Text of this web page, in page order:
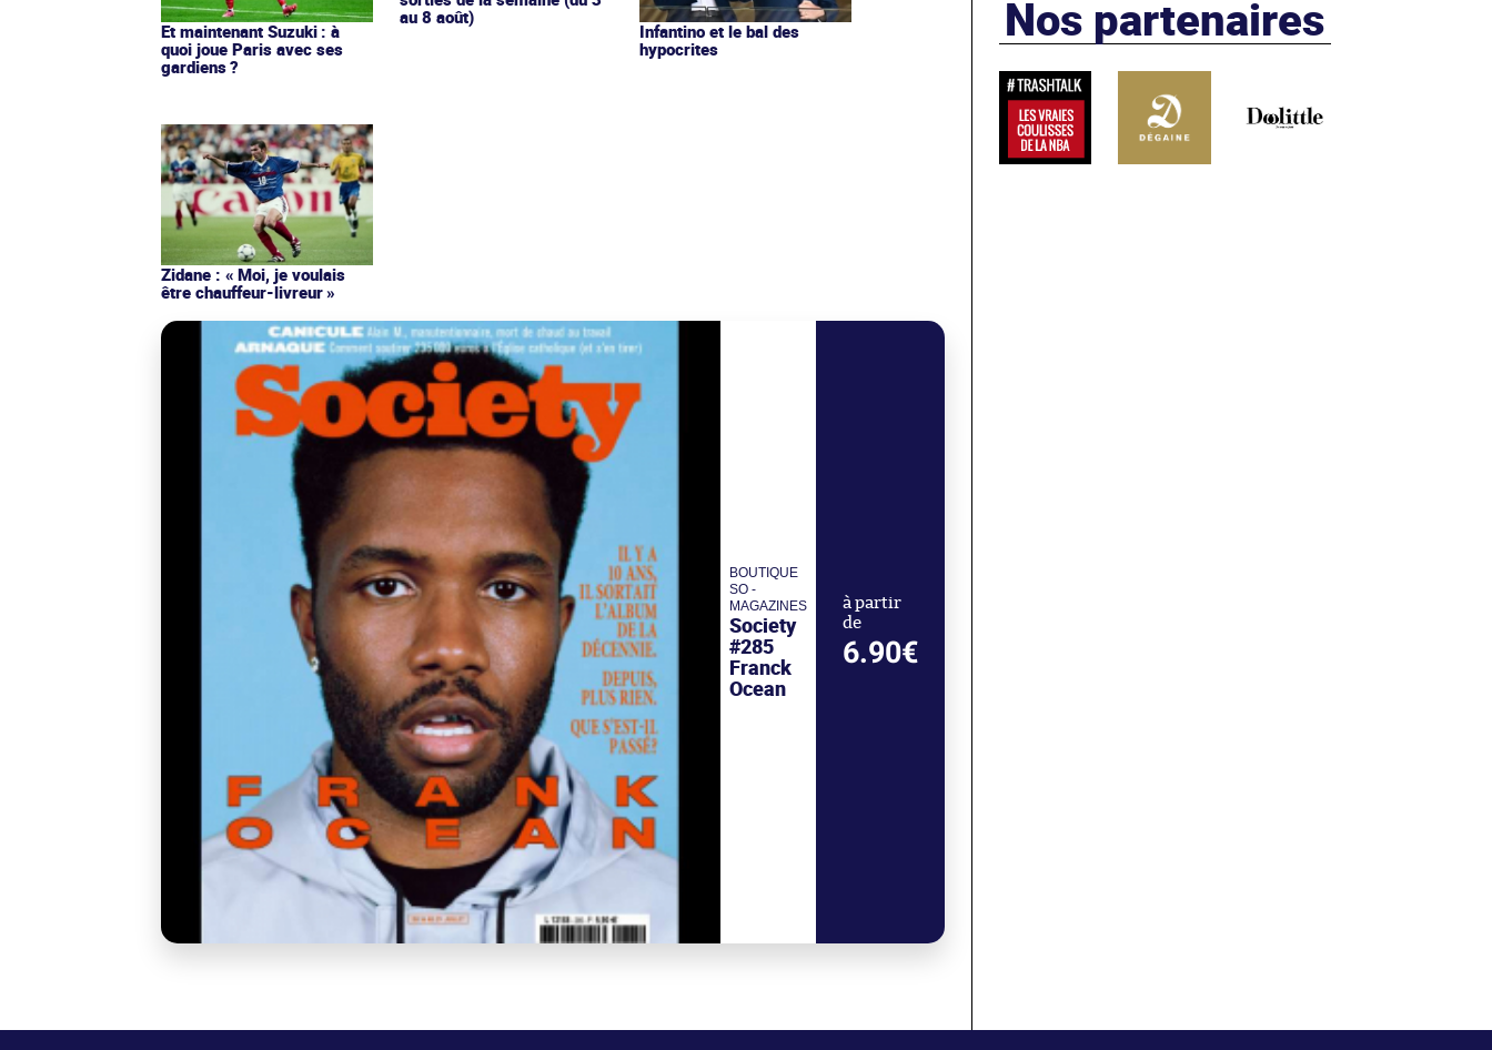
Et maintenant Suzuki : à
quoi joue Paris avec ses
gardiens ?
au 8 août)
Infantino et le bal des
hypocrites
Zidane : « Moi, je voulais
être chauffeur-livreur »
BOUTIQUE
SO -
MAGAZINES
Society
#285
Franck
Ocean
à partir
de
6.90€
Nos partenaires